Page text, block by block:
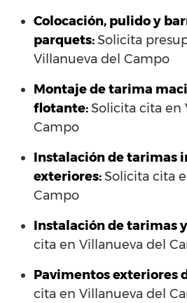
Colocación, pulido y
parquets:Solicita
Villanueva del Campo
Montaje de tarima
flotante:Solicita cita en
Campo
Instalación de tarimas
exteriores:Solicita cita
Campo
Instalación de tarimas
cita en Villanueva del
Pavimentos exteriores
cita en Villanueva del